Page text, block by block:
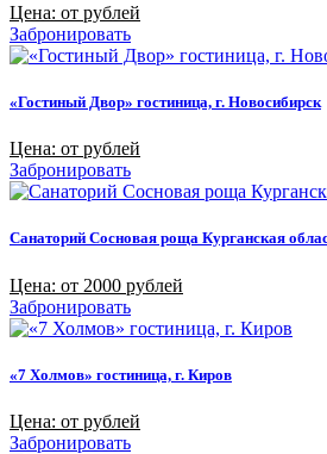
Цена: от рублей
Забронировать
«Гостиный Двор» гостиница, г. Новосибирск
Цена: от рублей
Забронировать
Санаторий Сосновая роща Курганская
Цена: от 2000 рублей
Забронировать
«7 Холмов» гостиница, г. Киров
Цена: от рублей
Забронировать